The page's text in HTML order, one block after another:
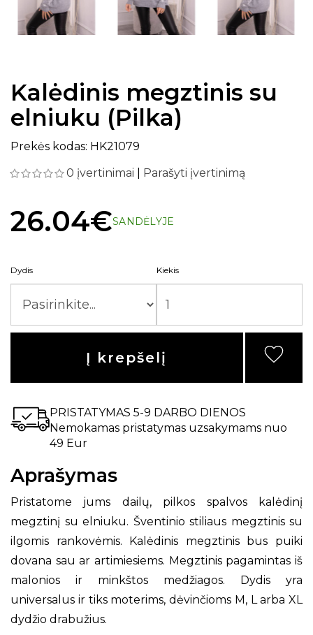
Kalėdinis megztinis su
elniuku (Pilka)
Prekės kodas: HK21079
0 įvertinimai
Parašyti įvertinimą
26.04€SANDĖLYJE
Dydis Kiekis
Į krepšelį
PRISTATYMAS 5-9 DARBO DIENOS
Nemokamas pristatymas uzsakymams nuo
49 Eur
Aprašymas
Pristatome jums dailų, pilkos spalvos kalėdinį
megztinį su elniuku. Šventinio stiliaus megztinis su
ilgomis rankovėmis. Kalėdinis megztinis bus puiki
dovana sau ar artimiesiems. Megztinis pagamintas iš
malonios ir minkštos medžiagos. Dydis yra
universalus ir tiks moterims, dėvinčioms M, L arba XL
dydžio drabužius.